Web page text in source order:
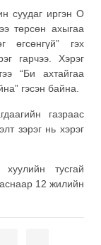
суудаг иргэн О
төрсөн ахыгаа
өгсөнгүй” гэх
гарчээ. Хэрэг
“Би ахтайгаа
гэсэн байна.
газраас
зэрэг нь хэрэг
тусгай
12 жилийн